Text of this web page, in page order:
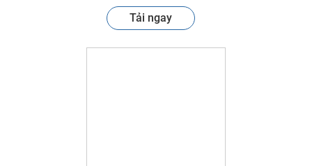
Tải ngay